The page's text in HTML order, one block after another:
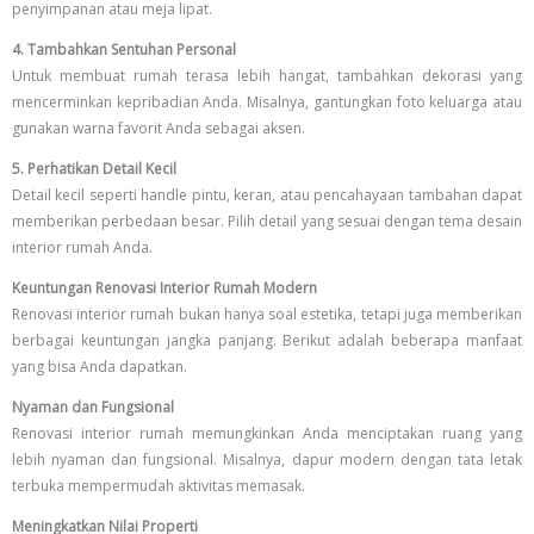
penyimpanan atau meja lipat.
4. Tambahkan Sentuhan Personal
Untuk membuat rumah terasa lebih hangat, tambahkan dekorasi yang
mencerminkan kepribadian Anda. Misalnya, gantungkan foto keluarga atau
gunakan warna favorit Anda sebagai aksen.
5. Perhatikan Detail Kecil
Detail kecil seperti handle pintu, keran, atau pencahayaan tambahan dapat
memberikan perbedaan besar. Pilih detail yang sesuai dengan tema desain
interior rumah Anda.
Keuntungan Renovasi Interior Rumah Modern
Renovasi interior rumah bukan hanya soal estetika, tetapi juga memberikan
berbagai keuntungan jangka panjang. Berikut adalah beberapa manfaat
yang bisa Anda dapatkan.
Nyaman dan Fungsional
Renovasi interior rumah memungkinkan Anda menciptakan ruang yang
lebih nyaman dan fungsional. Misalnya, dapur modern dengan tata letak
terbuka mempermudah aktivitas memasak.
Meningkatkan Nilai Properti